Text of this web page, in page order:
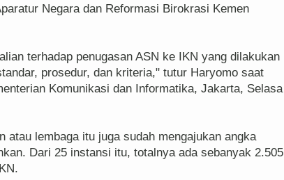
Negara dan Reformasi Birokrasi Kemen
terhadap penugasan ASN ke IKN yang dilakukan
prosedur, dan kriteria," tutur Haryomo saat
Komunikasi dan Informatika, Jakarta, Selasa
atau lembaga itu juga sudah mengajukan angka
Dari 25 instansi itu, totalnya ada sebanyak 2.505